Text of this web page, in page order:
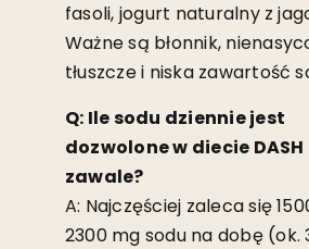
fasoli, jogurt naturalny z
Ważne są błonnik,
tłuszcze i niska zawartość
Q: Ile sodu dziennie jest
dozwolone w diecie DASH
zawale?
A: Najczęściej zaleca się
2300 mg sodu na dobę (ok.